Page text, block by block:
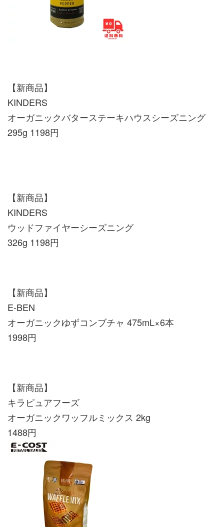
【新商品】
KINDERS
オーガニックバターステーキハウスシーズニング
295g 1198円
【新商品】
KINDERS
ウッドファイヤーシーズニング
326g 1198円
【新商品】
E-BEN
オーガニックゆずコンブチャ 475mL×6本
1998円
【新商品】
キラピュアフーズ
オーガニックワッフルミックス 2kg
1488円